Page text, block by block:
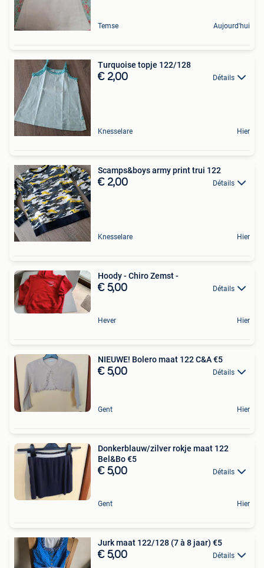
Temse Aujourd'hui
Turquoise topje 122/128
€ 2,00 Détails
Knesselare Hier
Scamps&boys army print trui 122
€ 2,00 Détails
Knesselare Hier
Hoody - Chiro Zemst -
€ 5,00 Détails
Hever Hier
NIEUWE! Bolero maat 122 C&A €5
€ 5,00 Détails
Gent Hier
Donkerblauw/zilver rokje maat 122
Bel&Bo €5
€ 5,00 Détails
Gent Hier
Jurk maat 122/128 (7 à 8 jaar) €5
€ 5,00 Détails